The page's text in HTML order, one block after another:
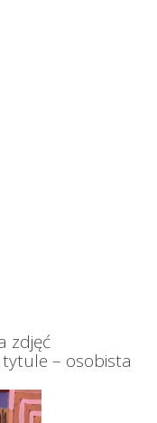
zdjęć
tytule – osobista